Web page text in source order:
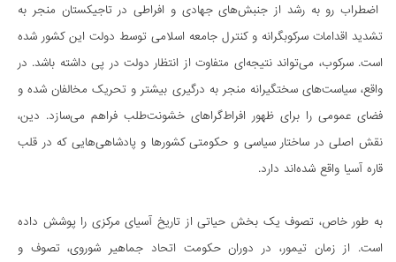
اضطراب رو به رشد از جنبش‌­های جهادی و افراطی در تاجیکستان منجر به
تشدید اقدامات سرکوبگرانه و کنترل جامعه اسلامی توسط دولت این کشور شده
است. سرکوب، می‌­تواند نتیجه­‌ای متفاوت از انتظار دولت در پی داشته باشد. در
واقع، سیاست­‌های سختگیرانه منجر به درگیری بیشتر و تحریک مخالفان شده و
فضای عمومی را برای ظهور افراط­‌گراهای خشونت­‌طلب فراهم می‌­سازد. دین،
نقش اصلی در ساختار سیاسی و حکومتی کشورها و پادشاهی­‌هایی که در قلب
قاره آسیا واقع شده‌­اند دارد.
به طور خاص، تصوف یک بخش حیاتی از تاریخ آسیای مرکزی را پوشش داده
است. از زمان تیمور، در دوران حکومت اتحاد جماهیر شوروی، تصوف و